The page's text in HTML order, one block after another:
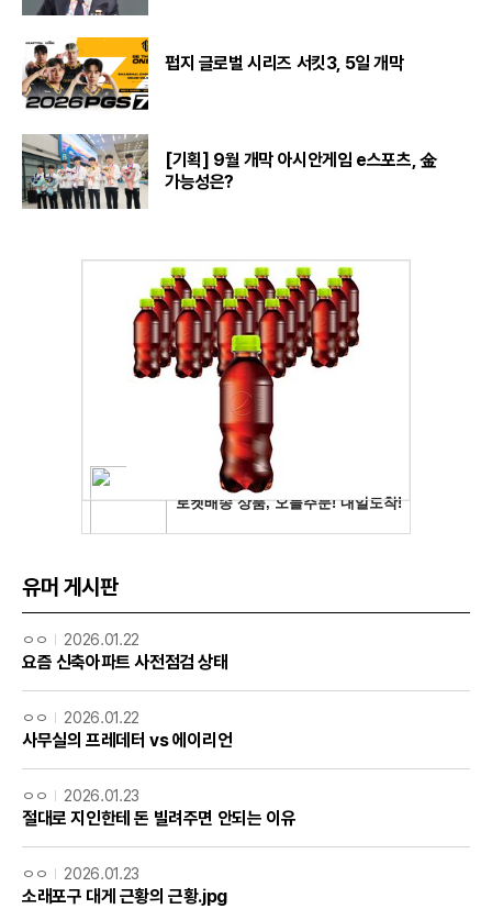
펍지 글로벌 시리즈 서킷3, 5일 개막
[기획] 9월 개막 아시안게임 e스포츠, 金
가능성은?
유머 게시판
ㅇㅇ 2026.01.22
요즘 신축아파트 사전점검 상태
ㅇㅇ 2026.01.22
사무실의 프레데터 vs 에이리언
ㅇㅇ 2026.01.23
절대로 지인한테 돈 빌려주면 안되는 이유
ㅇㅇ 2026.01.23
소래포구 대게 근황의 근황.jpg